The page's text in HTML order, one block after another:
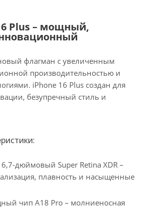
Plus – мощный,
флагман с увеличенным
производительностью и
iPhone 16 Plus создан для
безупречный стиль и
дюймовый Super Retina XDR –
плавность и насыщенные
чип A18 Pro – молниеносная